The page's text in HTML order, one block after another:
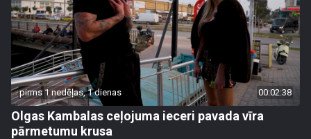
pirms 1 nedēļas, 1 dienas 00:02:38
Olgas Kambalas ceļojuma ieceri pavada vīra
pārmetumu krusa